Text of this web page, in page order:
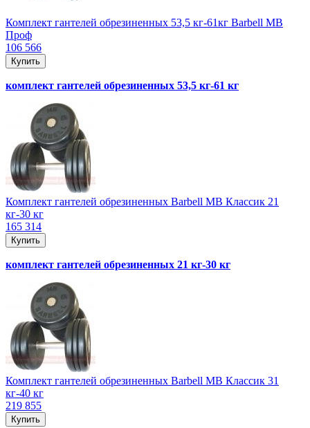
Комплект гантелей обрезиненных 53,5 кг-61кг Barbell MB
Проф
106 566
Купить
комплект гантелей обрезиненных 53,5 кг-61 кг
Комплект гантелей обрезиненных Barbell MB Классик 21
кг-30 кг
165 314
Купить
комплект гантелей обрезиненных 21 кг-30 кг
Комплект гантелей обрезиненных Barbell MB Классик 31
кг-40 кг
219 855
Купить